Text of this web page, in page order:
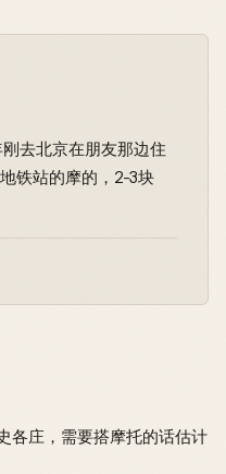
去北京在朋友那边住
铁站的摩的，2-3块
各庄，需要搭摩托的话估计